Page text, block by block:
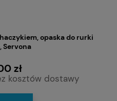
opaska do rurki
Servona
zł
kosztów dostawy